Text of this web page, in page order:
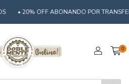
• 20% OFF ABONANDO POR
0